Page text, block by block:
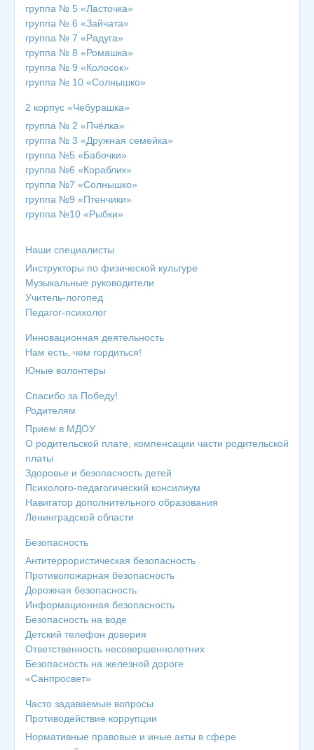
группа № 5 «Ласточка»
группа № 6 «Зайчата»
группа № 7 «Радуга»
группа № 8 «Ромашка»
группа № 9 «Колосок»
группа № 10 «Солнышко»
2 корпус «Чебурашка»
группа № 2 «Пчёлка»
группа № 3 «Дружная семейка»
группа №5 «Бабочки»
группа №6 «Кораблик»
группа №7 «Солнышко»
группа №9 «Птенчики»
группа №10 «Рыбки»
Наши специалисты
Инструкторы по физической культуре
Музыкальные руководители
Учитель-логопед
Педагог-психолог
Инновационная деятельность
Нам есть, чем гордиться!
Юные волонтеры
Спасибо за Победу!
Родителям
Прием в МДОУ
О родительской плате, компенсации части родительской
платы
Здоровье и безопасность детей
Психолого-педагогический консилиум
Навигатор дополнительного образования
Ленинградской области
Безопасность
Антитеррористическая безопасность
Противопожарная безопасность
Дорожная безопасность
Информационная безопасность
Безопасность на воде
Детский телефон доверия
Ответственность несовершеннолетних
Безопасность на железной дороге
«Санпросвет»
Часто задаваемые вопросы
Противодействие коррупции
Нормативные правовые и иные акты в сфере